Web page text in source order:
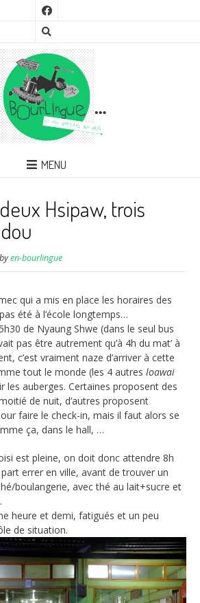
MENU
Hsipaw, trois
byen-bourlingue
qui a mis en place les horaires des
été à l’école longtemps…
de Nyaung Shwe (dans le seul bus
pas être autrement qu’à 4h du mat’ à
c’est vraiment naze d’arriver à cette
tout le monde (les 4 autres loawai
les auberges. Certaines proposent des
de nuit, d’autres proposent
faire le check-in, mais il faut alors se
ça, dans le hall, …
est pleine, on doit donc attendre 8h
errer en ville, avant de trouver un
boulangerie, avec thé au lait+sucre et
heure et demi, fatigués et un peu
de situation.